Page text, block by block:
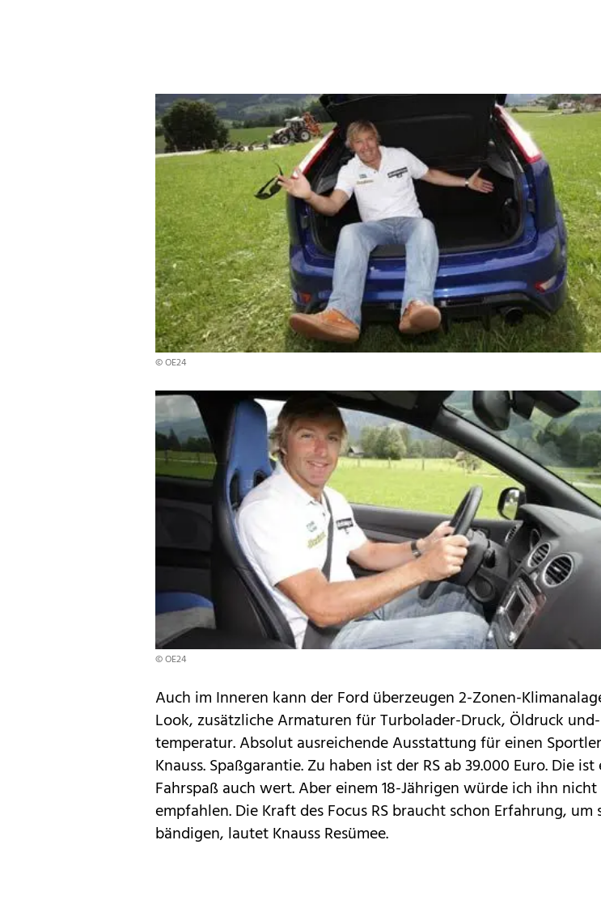
© OE24
© OE24
Auch im Inneren kann der Ford überzeugen 2-Zonen-
Look, zusätzliche Armaturen für Turbolader-Druck, Öldruck und-
temperatur. Absolut ausreichende Ausstattung für einen
Knauss. Spaßgarantie.Zu haben ist der RS ab 39.000 Euro. Die
Fahrspaß auch wert. Aber einem 18-Jährigen würde ich ihn nicht
empfahlen. Die Kraft des Focus RS braucht schon Erfahrung, um
bändigen, lautet Knauss Resümee.